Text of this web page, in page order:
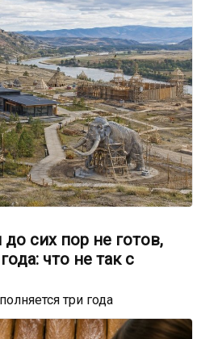
сих пор не готов,
что не так с
три года